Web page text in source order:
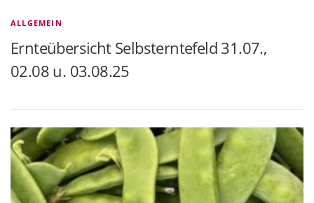
ALLGEMEIN
Ernteübersicht Selbsterntefeld 31.07.,
02.08 u. 03.08.25